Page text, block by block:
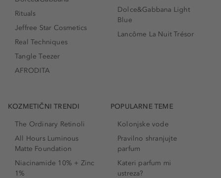
Rituals
Jeffree Star Cosmetics
Real Techniques
Tangle Teezer
AFRODITA
Dolce&Gabbana Light
Blue
Lancôme La Nuit Trésor
KOZMETIČNI TRENDI
The Ordinary Retinoli
All Hours Luminous
Matte Foundation
Niacinamide 10% + Zinc
1%
POPULARNE TEME
Kolonjske vode
Pravilno shranjujte
parfum
Kateri parfum mi
ustreza?